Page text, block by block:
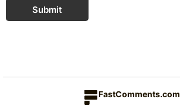
Submit
FastComments.com